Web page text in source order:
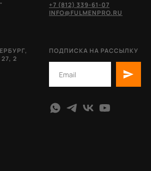
+7 (812) 339-61-07
INFO@FULMENPRO.RU
2
ПОДПИСКА НА РАССЫЛКУ